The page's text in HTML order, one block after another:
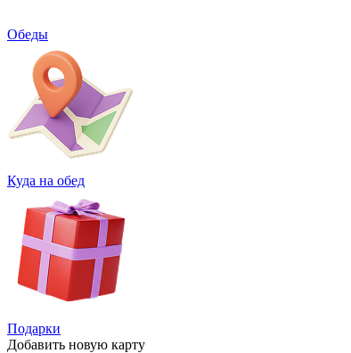
Обеды
Куда на обед
Подарки
Добавить новую карту